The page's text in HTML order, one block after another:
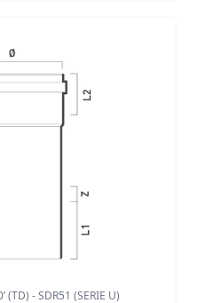
(TD) - SDR51 (SERIE U)